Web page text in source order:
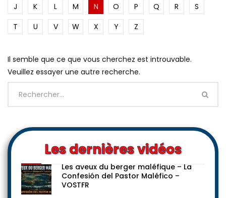
J
K L M N O P Q R
S
T
U V W X Y Z
Il semble que ce que vous cherchez est introuvable.
Veuillez essayer une autre recherche.
Les dernières vidéos
Les aveux du berger maléfique – La
Confesión del Pastor Maléfico –
VOSTFR